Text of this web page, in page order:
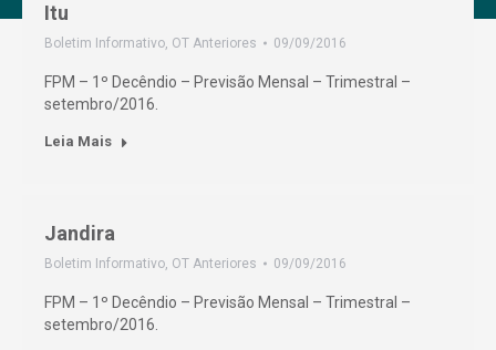
Itu
Boletim Informativo, OT Anteriores 09/09/2016
FPM – 1º Decêndio – Previsão Mensal – Trimestral –
setembro/2016.
Leia Mais
Jandira
Boletim Informativo, OT Anteriores 09/09/2016
FPM – 1º Decêndio – Previsão Mensal – Trimestral –
setembro/2016.